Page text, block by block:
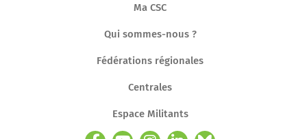
Ma CSC
Qui sommes-nous ?
Fédérations régionales
Centrales
Espace Militants